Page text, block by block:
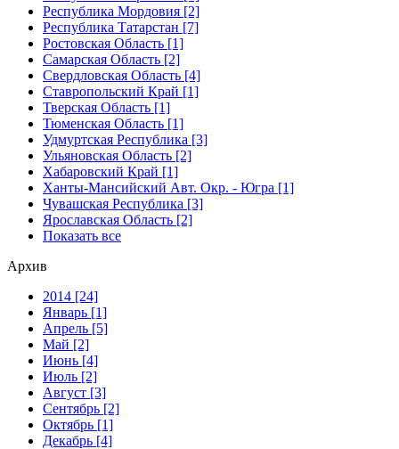
Республика Мордовия [2]
Республика Татарстан [7]
Ростовская Область [1]
Самарская Область [2]
Свердловская Область [4]
Ставропольский Край [1]
Тверская Область [1]
Тюменская Область [1]
Удмуртская Республика [3]
Ульяновская Область [2]
Хабаровский Край [1]
Ханты-Мансийский Авт. Окр. - Югра [1]
Чувашская Республика [3]
Ярославская Область [2]
Показать все
Архив
2014 [24]
Январь [1]
Апрель [5]
Май [2]
Июнь [4]
Июль [2]
Август [3]
Сентябрь [2]
Октябрь [1]
Декабрь [4]